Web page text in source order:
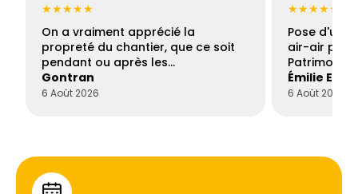
★★★★★
On a vraiment apprécié la
propreté du chantier, que ce soit
pendant ou après les…
Gontran
6 Août 2026
★★★★★
Pose d'une
air-air par
Patrimoine
Émilie
6 Août 2026